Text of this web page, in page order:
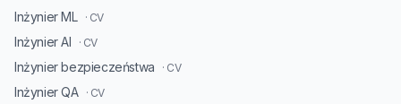
Inżynier ML · CV
Inżynier AI · CV
Inżynier bezpieczeństwa · CV
Inżynier QA · CV